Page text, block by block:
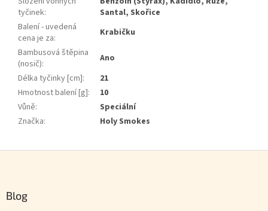
tyčinek:
Santal, Skořice
Balení - uvedená
cena je za:
Krabičku
Bambusová štěpina
(nosič):
Ano
Délka tyčinky [cm]:
21
Hmotnost balení [g]:
10
Vůně:
Speciální
Značka: Holy Smokes
Blog